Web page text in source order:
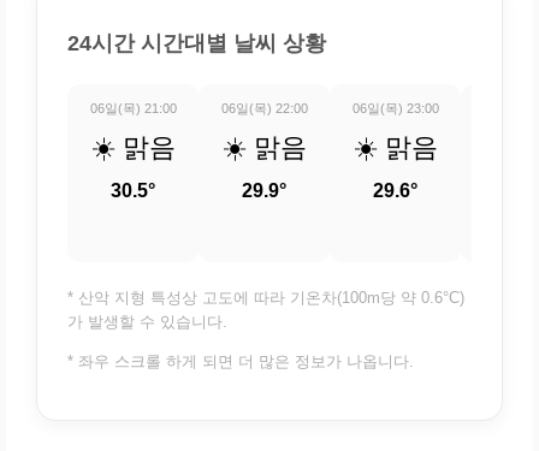
24시간 시간대별 날씨 상황
06일(목) 21:00
☀️ 맑음
30.5°
06일(목) 22:00
☀️ 맑음
29.9°
06일(목) 23:00
☀️ 맑음
29.6°
* 산악 지형 특성상 고도에 따라 기온차(100m당 약 0.6°C)
가 발생할 수 있습니다.
* 좌우 스크롤 하게 되면 더 많은 정보가 나옵니다.